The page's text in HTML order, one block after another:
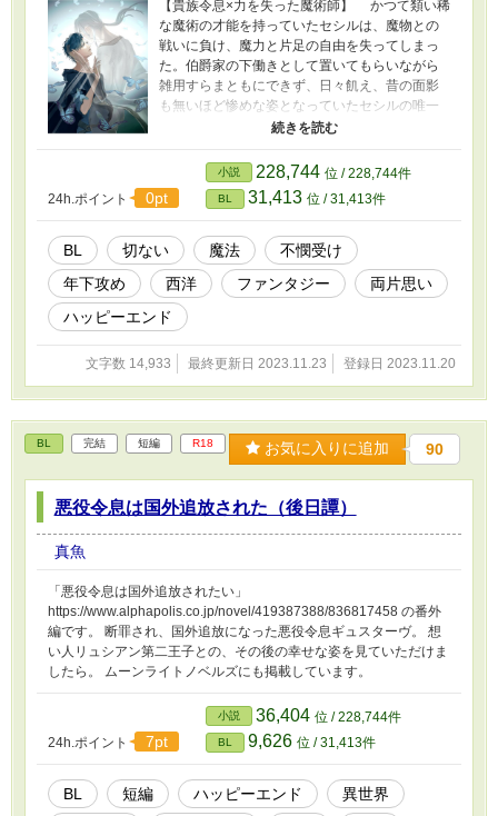
【貴族令息×力を失った魔術師】 かつて類い稀
な魔術の才能を持っていたセシルは、魔物との
戦いに負け、魔力と片足の自由を失ってしまっ
た。伯爵家の下働きとして置いてもらいながら
雑用すらまともにできず、日々飢え、昔の面影
も無いほど惨めな姿となっていたセシルの唯一
の癒しは、むかし弟のように可愛がっていた伯
目にすることだった。 こんなみすぼらしい自
分のことなど、完全に忘れてしまっているだろ
うと思っていたのに、ある夜、ジェフリーから
その世話係に仕事を変えさせられ…… ※ムーン
ライトノベルズにも掲載しています
24h.ポイント 0pt
小説 228,744 位 / 228,744件
BL 31,413 位 / 31,413件
BL 切ない 魔法
不憫受け
年下攻め
西洋 ファンタジー
両片思い
ハッピーエンド
文字数 14,933 最終更新日 2023.11.23 登録日 2023.11.20
BL 完結 短編 R18 お気に入りに追加 90
悪役令息は国外追放された（後日譚）
真魚
「悪役令息は国外追放されたい」
https://www.alphapolis.co.jp/novel/419387388/836817458 の番外
編です。 断罪され、国外追放になった悪役令息ギュスターヴ。 想
い人リュシアン第二王子との、その後の幸せな姿を見ていただけま
したら。 ムーンライトノベルズにも掲載しています。
24h.ポイント 7pt
小説 36,404 位 / 228,744件
BL 9,626 位 / 31,413件
BL 短編 ハッピーエンド
異世界